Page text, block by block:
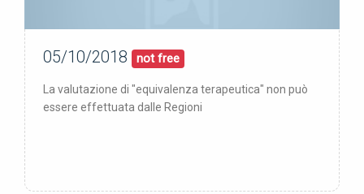
pubblicata: 05/10/18
05/10/2018 not free
La valutazione di "equivalenza terapeutica" non può
essere effettuata dalle Regioni